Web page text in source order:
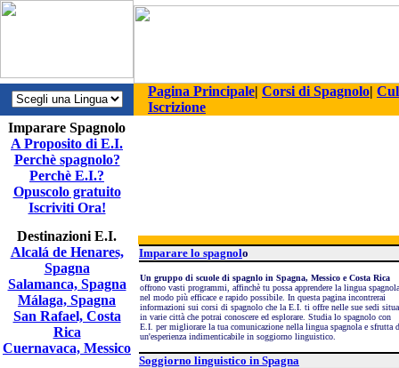
Pagina Principale| Corsi di Spagnolo|
Iscrizione
Imparare Spagnolo
A Proposito di E.I.
Perchè spagnolo?
Perchè E.I.?
Opuscolo gratuito
Iscriviti Ora!
Destinazioni E.I.
Alcalá de Henares,
Spagna
Salamanca, Spagna
Málaga, Spagna
San Rafael, Costa
Rica
Cuernavaca, Messico
Imparare lo spagnolo
Un gruppo di scuole di spagnlo in Spagna, Messico e Costa Rica
offrono vasti programmi, affinchè tu possa apprendere la lingua spagnola
nel modo più efficace e rapido possibile. In questa pagina incontrerai
informazioni sui corsi di spagnolo che la E.I. ti offre nelle sue sedi
in varie città che potrai conoscere ed esplorare. Studia lo spagnolo con
E.I. per migliorare la tua comunicazione nella lingua spagnola e sfrutta
un'esperienza indimenticabile in soggiorno linguistico.
Soggiorno linguistico in Spagna